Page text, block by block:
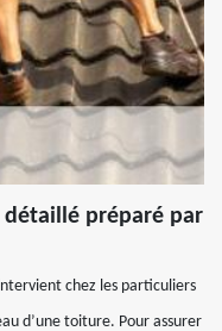
préparé par
chez les particuliers
d’une toiture. Pour assurer